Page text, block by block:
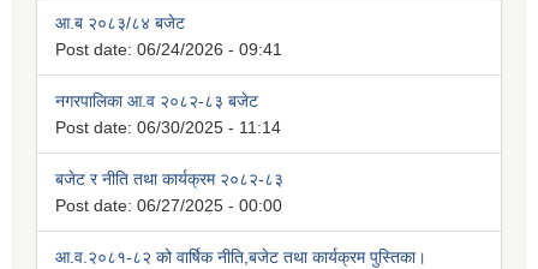
आ.ब २०८३/८४ बजेट
Post date: 06/24/2026 - 09:41
नगरपालिका आ.व २०८२-८३ बजेट
Post date: 06/30/2025 - 11:14
बजेट र नीति तथा कार्यक्रम २०८२-८३
Post date: 06/27/2025 - 00:00
आ.व.२०८१-८२ को वार्षिक नीति,बजेट तथा कार्यक्रम पुस्तिका।